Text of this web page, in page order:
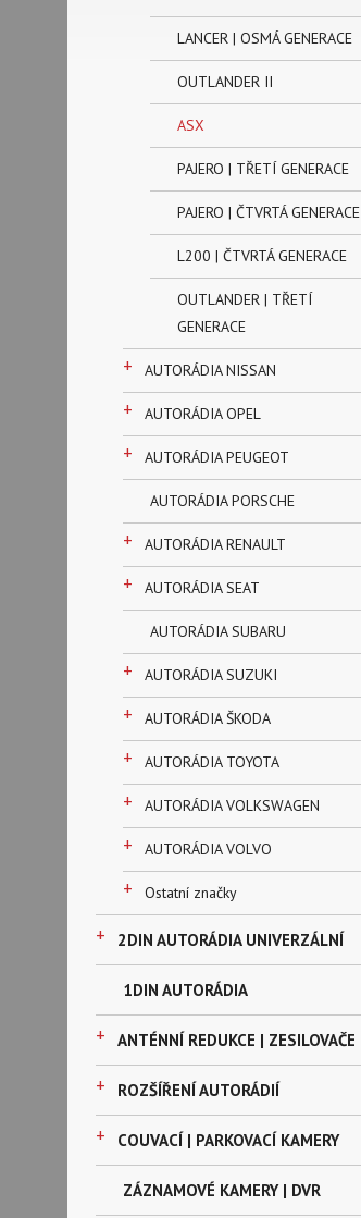
LANCER | OSMÁ GENERACE
OUTLANDER II
ASX
PAJERO | TŘETÍ GENERACE
PAJERO | ČTVRTÁ GENERACE
L200 | ČTVRTÁ GENERACE
OUTLANDER | TŘETÍ
GENERACE
+ AUTORÁDIA NISSAN
+ AUTORÁDIA OPEL
+ AUTORÁDIA PEUGEOT
AUTORÁDIA PORSCHE
+ AUTORÁDIA RENAULT
+ AUTORÁDIA SEAT
AUTORÁDIA SUBARU
+ AUTORÁDIA SUZUKI
+ AUTORÁDIA ŠKODA
+ AUTORÁDIA TOYOTA
+ AUTORÁDIA VOLKSWAGEN
+ AUTORÁDIA VOLVO
+ Ostatní značky
+ 2DIN AUTORÁDIA UNIVERZÁLNÍ
1DIN AUTORÁDIA
+ ANTÉNNÍ REDUKCE | ZESILOVAČE
+ ROZŠÍŘENÍ AUTORÁDIÍ
+ COUVACÍ | PARKOVACÍ KAMERY
ZÁZNAMOVÉ KAMERY | DVR